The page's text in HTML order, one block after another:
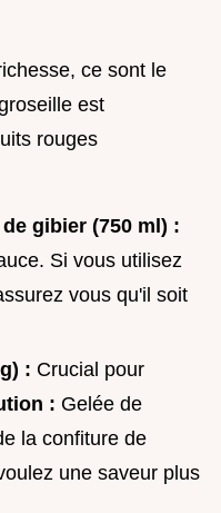
ce sont le
est
rouges
gibier (750 ml) :
Si vous utilisez
vous qu'il soit
: Crucial pour
: Gelée de
la confiture de
une saveur plus